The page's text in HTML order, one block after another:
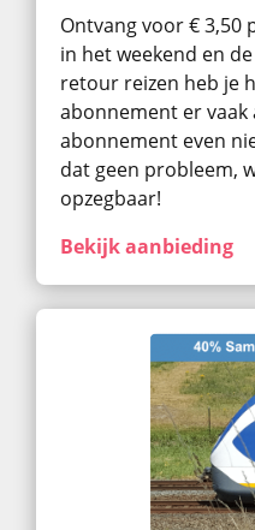
Ontvang voor € 3,50
in het weekend en
retour reizen heb je
abonnement er vaak
abonnement even
dat geen probleem,
opzegbaar!
Bekijk aanbieding